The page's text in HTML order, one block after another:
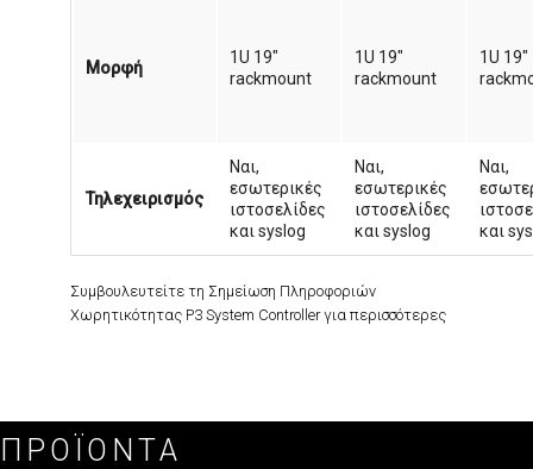
Μορφή
1U 19"
rackmount
1U 19"
rackmount
1U 19"
Τηλεχειρισμός
Ναι,
εσωτερικές
ιστοσελίδες
και syslog
Ναι,
εσωτερικές
ιστοσελίδες
και syslog
Ναι,
και
Συμβουλευτείτε τη Σημείωση Πληροφοριών
Χωρητικότητας P3 System Controller για περισσότερες
ΠΡΟΪΌΝΤΑ